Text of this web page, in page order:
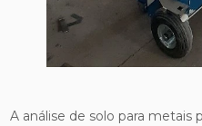
A análise de solo para metais